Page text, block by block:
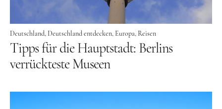
Ich bin Anna, in Norddeutschland aufgewachsen
und leidenschaftliche Bloggerin, und schreibe auf
diesem meinem Blog über das Wandern, das Reisen
und Food. Wenn du dich für diese Themen
Deutschland Deutschland entdecken Europa Reisen
Tipps für die Hauptstadt: Berlins
verrückteste Museen